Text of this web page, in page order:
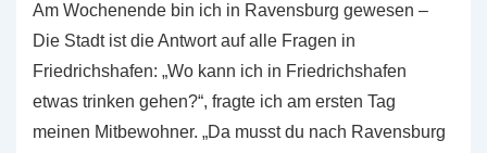
Am Wochenende bin ich in Ravensburg gewesen –
Die Stadt ist die Antwort auf alle Fragen in
Friedrichshafen: „Wo kann ich in Friedrichshafen
etwas trinken gehen?“, fragte ich am ersten Tag
meinen Mitbewohner. „Da musst du nach Ravensburg